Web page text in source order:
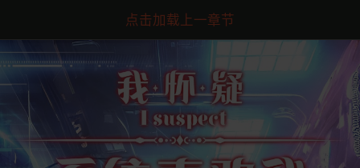
点击加载上一章节